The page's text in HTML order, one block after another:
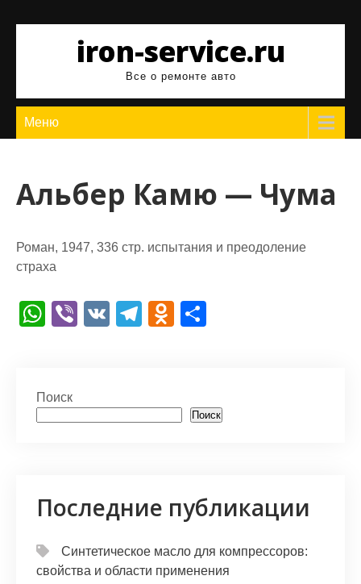
содержимомуiron-service.ru
Все о ремонте авто
Меню
Альбер Камю — Чума
Роман, 1947, 336 стр. испытания и преодоление
страха
W
s
A
Vi
V
T
a
O
kl
ni
ki
а
т
ь
Поиск
Поиск
Последние публикации
Синтетическое масло для компрессоров:
свойства и области применения